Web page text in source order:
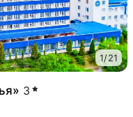
1/21
3